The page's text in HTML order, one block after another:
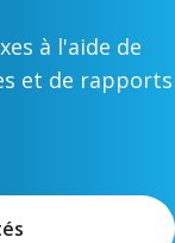
à l'aide de
et de rapports